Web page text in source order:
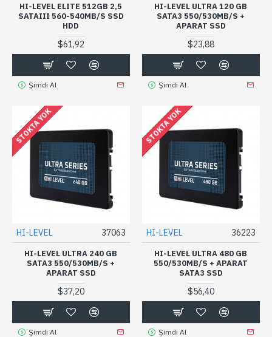
HI-LEVEL ELITE 512GB 2,5
SATAIII 560-540MB/S SSD
HDD
$61,92
Şimdi Al
HI-LEVEL ULTRA 120 GB
SATA3 550/530MB/S +
APARAT SSD
$23,88
Şimdi Al
STOKTA YOK
HI-LEVEL 37063
HI-LEVEL ULTRA 240 GB
SATA3 550/530MB/S +
APARAT SSD
$37,20
Şimdi Al
STOKTA YOK
HI-LEVEL 36223
HI-LEVEL ULTRA 480 GB
550/530MB/S + APARAT
SATA3 SSD
$56,40
Şimdi Al